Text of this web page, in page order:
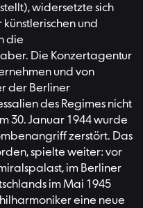
widersetzte sich
und
die
Die Konzertagentur
und von
der Berliner
des Regimes nicht
30. Januar 1944 wurde
zerstört. Das
spielte weiter: vor
im Berliner
im Mai 1945
eine neue